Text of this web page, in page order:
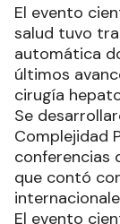
El evento
salud tuvo
automática
últimos
cirugía
Se
Complejidad
conferencias
que contó
El evento